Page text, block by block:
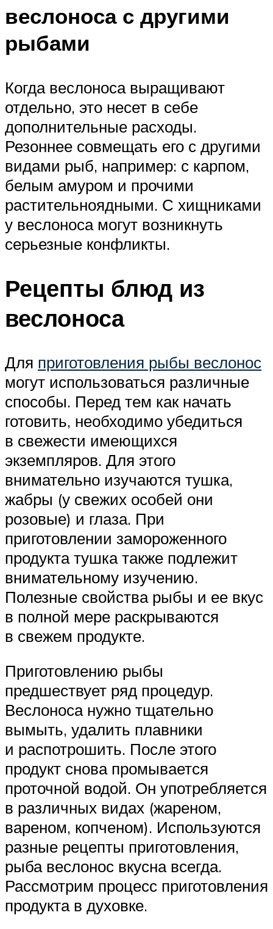
веслоноса с другими
рыбами
Когда веслоноса выращивают
отдельно, это несет в себе
дополнительные расходы.
Резоннее совмещать его с другими
видами рыб, например: с карпом,
белым амуром и прочими
растительноядными. С хищниками
у веслоноса могут возникнуть
серьезные конфликты.
Рецепты блюд из
веслоноса
Для приготовления рыбы веслонос
могут использоваться различные
способы. Перед тем как начать
готовить, необходимо убедиться
в свежести имеющихся
экземпляров. Для этого
внимательно изучаются тушка,
жабры (у свежих особей они
розовые) и глаза. При
приготовлении замороженного
продукта тушка также подлежит
внимательному изучению.
Полезные свойства рыбы и ее вкус
в полной мере раскрываются
в свежем продукте.
Приготовлению рыбы
предшествует ряд процедур.
Веслоноса нужно тщательно
вымыть, удалить плавники
и распотрошить. После этого
продукт снова промывается
проточной водой. Он употребляется
в различных видах (жареном,
вареном, копченом). Используются
разные рецепты приготовления,
рыба веслонос вкусна всегда.
Рассмотрим процесс приготовления
продукта в духовке.